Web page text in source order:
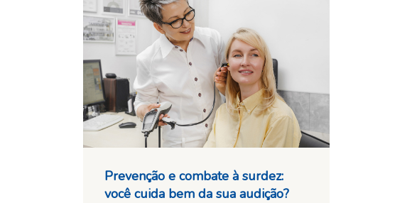
Prevenção e combate à surdez:
você cuida bem da sua audição?